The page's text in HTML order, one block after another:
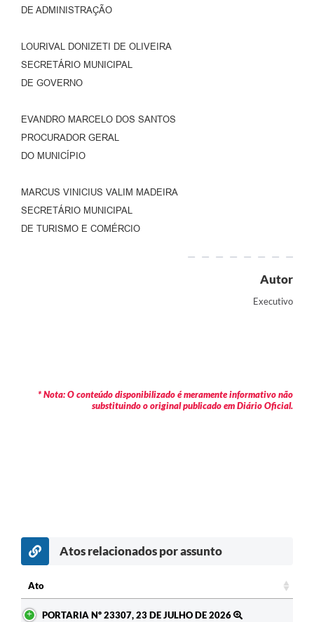
DE ADMINISTRAÇÃO
LOURIVAL DONIZETI DE OLIVEIRA
SECRETÁRIO MUNICIPAL
DE GOVERNO
EVANDRO MARCELO DOS SANTOS
PROCURADOR GERAL
DO MUNICÍPIO
MARCUS VINICIUS VALIM MADEIRA
SECRETÁRIO MUNICIPAL
DE TURISMO E COMÉRCIO
Autor
Executivo
* Nota: O conteúdo disponibilizado é meramente informativo não
substituindo o original publicado em Diário Oficial.
Atos relacionados por assunto
Ato
PORTARIA Nº 23307, 23 DE JULHO DE 2026